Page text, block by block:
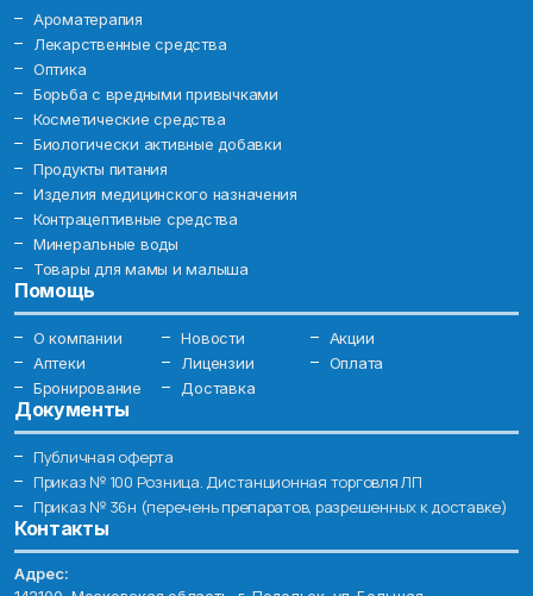
Ароматерапия
Лекарственные средства
Оптика
Борьба с вредными привычками
Косметические средства
Биологически активные добавки
Продукты питания
Изделия медицинского назначения
Контрацептивные средства
Минеральные воды
Товары для мамы и малыша
Помощь
О компании Новости
Акции
Аптеки
Лицензии
Оплата
Бронирование
Доставка
Документы
Публичная оферта
Приказ № 100 Розница. Дистанционная торговля ЛП
Приказ № 36н (перечень препаратов, разрешенных к доставке)
Контакты
Адрес: